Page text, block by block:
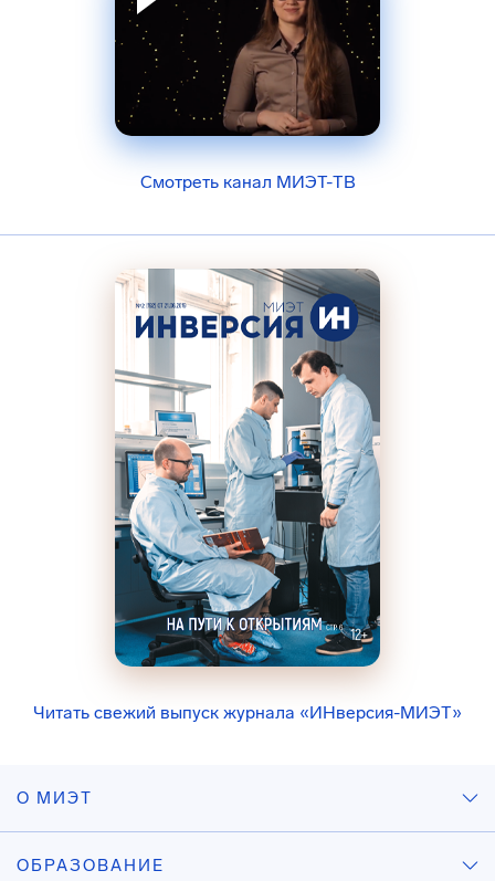
Смотреть канал МИЭТ-ТВ
Читать свежий выпуск журнала «ИНверсия-МИЭТ»
О МИЭТ
ОБРАЗОВАНИЕ